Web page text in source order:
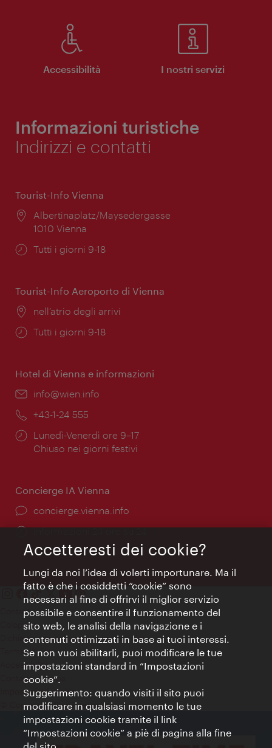
Accessibilità I nostri servizi
Informazioni turistiche
Indirizzi e contatti
Tourist-Info Vienna
Posizione:
Albertinaplatz/Maysedergasse
1010 Vienna
Orari
Tutti i giorni 9-18
Tourist-Info Aeroporto di Vienna
Posizione:
nell’atrio degli arrivi
Orari
Tutti i giorni 9-18
Hotel di Vienna e informazioni
Email:
info@wien.info
Telefono:
+43-1-24 555
Orari
di
Lunedì-Venerdì ore 9–17
Chiuso nei giorni festivi
Concierge IA Vienna
Ort:
concierge.vienna.info
Öffnungszeiten:
Informazioni 24 ore su 24
Contatti
Colophon
Dichiarazione sulla protezione dei dati
Terms of Use
Accessibilità
Contatto stampa
Impostazioni cookie
© Copyright WienTourismus
Accetteresti dei cookie?
Lungi da noi l’idea di volerti importunare. Ma il
fatto è che i cosiddetti “cookie” sono
necessari al fine di offrirvi il miglior servizio
possibile e consentire il funzionamento del
sito web, le analisi della navigazione e i
contenuti ottimizzati in base ai tuoi interessi.
Se non vuoi abilitarli, puoi modificare le tue
impostazioni standard in “Impostazioni
cookie”.
Suggerimento: quando visiti il sito puoi
modificare in qualsiasi momento le tue
impostazioni cookie tramite il link
“Impostazioni cookie” a piè di pagina alla fine